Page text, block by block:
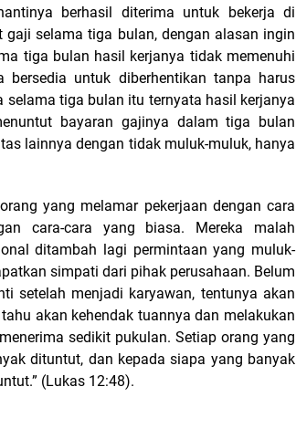
berhasil diterima untuk bekerja di
selama tiga bulan, dengan alasan ingin
tiga bulan hasil kerjanya tidak memenuhi
untuk diberhentikan tanpa harus
tiga bulan itu ternyata hasil kerjanya
bayaran gajinya dalam tiga bulan
lainnya dengan tidak muluk-muluk, hanya
yang melamar pekerjaan dengan cara
cara-cara yang biasa. Mereka malah
ditambah lagi permintaan yang muluk-
simpati dari pihak perusahaan. Belum
setelah menjadi karyawan, tentunya akan
akan kehendak tuannya dan melakukan
sedikit pukulan. Setiap orang yang
dituntut, dan kepada siapa yang banyak
(Lukas 12:48).